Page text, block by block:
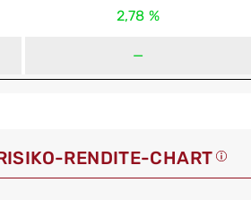
2,78 %
—
RENDITE-CHART